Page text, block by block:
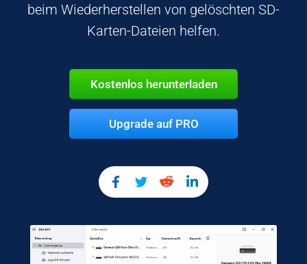
beim Wiederherstellen von gelöschten SD-
Karten-Dateien helfen.
Kostenlos herunterladen
Upgrade auf PRO